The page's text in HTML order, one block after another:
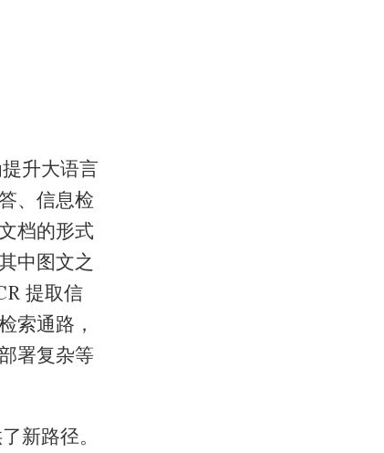
升大语言
、信息检
档的形式
中图文之
提取信
索通路，
署复杂等
新路径。